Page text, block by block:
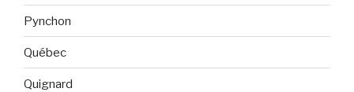
Pynchon
Québec
Quignard